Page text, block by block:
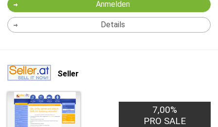
Anmelden
Details
Seller
7,00%
PRO SALE